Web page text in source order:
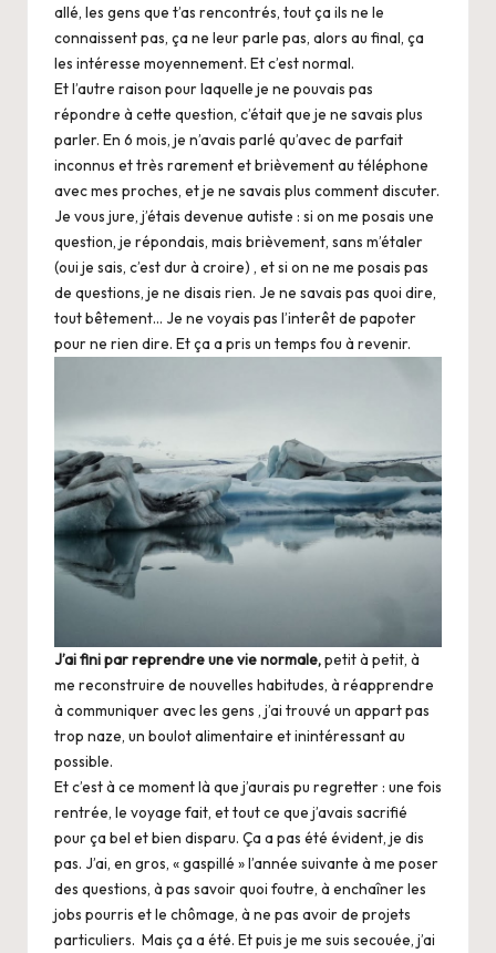
allé, les gens que t’as rencontrés, tout ça ils ne le
connaissent pas, ça ne leur parle pas, alors au final, ça
les intéresse moyennement. Et c’est normal.
Et l’autre raison pour laquelle je ne pouvais pas
répondre à cette question, c’était que je ne savais plus
parler. En 6 mois, je n’avais parlé qu’avec de parfait
inconnus et très rarement et brièvement au téléphone
avec mes proches, et je ne savais plus comment discuter.
Je vous jure, j’étais devenue autiste : si on me posais une
question, je répondais, mais brièvement, sans m’étaler
(oui je sais, c’est dur à croire) , et si on ne me posais pas
de questions, je ne disais rien. Je ne savais pas quoi dire,
tout bêtement… Je ne voyais pas l’interêt de papoter
pour ne rien dire. Et ça a pris un temps fou à revenir.
J’ai fini par reprendre une vie normale,petit à petit, à
me reconstruire de nouvelles habitudes, à réapprendre
à communiquer avec les gens , j’ai trouvé un appart pas
trop naze, un boulot alimentaire et inintéressant au
possible.
Et c’est à ce moment là que j’aurais pu regretter : une fois
rentrée, le voyage fait, et tout ce que j’avais sacrifié
pour ça bel et bien disparu. Ça a pas été évident, je dis
pas. J’ai, en gros, « gaspillé » l’année suivante à me poser
des questions, à pas savoir quoi foutre, à enchaîner les
jobs pourris et le chômage, à ne pas avoir de projets
particuliers. Mais ça a été. Et puis je me suis secouée, j’ai